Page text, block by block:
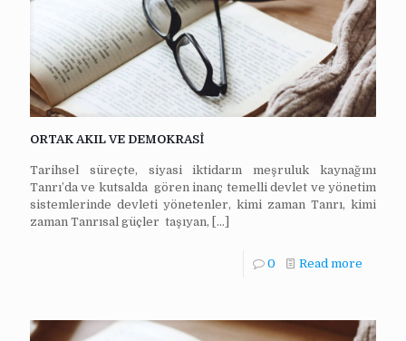
ORTAK AKIL VE DEMOKRASİ
Tarihsel süreçte, siyasi iktidarın meşruluk kaynağını
Tanrı’da ve kutsalda gören inanç temelli devlet ve yönetim
sistemlerinde devleti yönetenler, kimi zaman Tanrı, kimi
zaman Tanrısal güçler taşıyan, […]
0 Read more